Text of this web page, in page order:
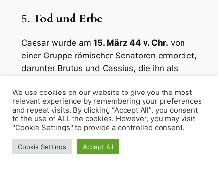
5. Tod und Erbe
Caesar wurde am 15. März 44 v. Chr. von
einer Gruppe römischer Senatoren ermordet,
darunter Brutus und Cassius, die ihn als
Sein Tod führte letztendlich zur Entstehung
des römischen Kaiserreichs unter seinem
AdoptivsohnOctavian(später bekannt als
Augustus).
We use cookies on our website to give you the most
relevant experience by remembering your preferences
and repeat visits. By clicking “Accept All”, you consent
to the use of ALL the cookies. However, you may visit
"Cookie Settings" to provide a controlled consent.
Cookie Settings Accept All